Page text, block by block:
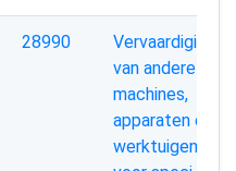
28990
Vervaardiging
van andere
machines,
apparaten en
werktuigen